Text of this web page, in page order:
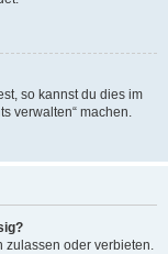
so kannst du dies im
verwalten“ machen.
zulassen oder verbieten.